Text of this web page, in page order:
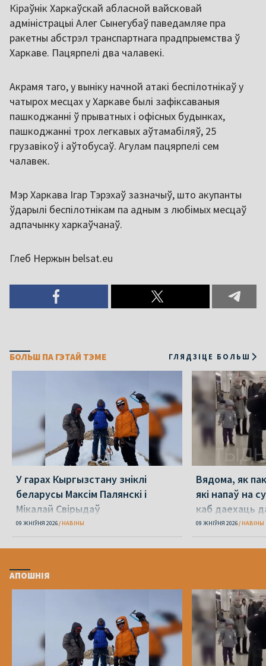
Кіраўнік Харкаўскай абласной вайсковай
адміністрацыі Алег Сынегубаў паведамляе пра
ракетны абстрэл транспартнага прадпрыемства ў
Харкаве. Пацярпелі два чалавекі.
Акрамя таго, у выніку начной атакі беспілотнікаў у
чатырох месцах у Харкаве былі зафіксаваныя
пашкоджанні ў прыватных і офісных будынках,
пашкоджанні трох легкавых аўтамабіляў, 25
грузавікоў і аўтобусаў. Агулам пацярпелі сем
чалавек.
Мэр Харкава Ігар Тэрэхаў зазначыў, што акупанты
ўдарылі беспілотнікам па адным з любімых месцаў
адпачынку харкаўчанаў.
Глеб Нержын belsat.eu
БОЛЬШ ПА ГЭТАЙ ТЭМЕ ГЛЯДЗІЦЕ БОЛЬШ
У гарах Кыргызстану зніклі
беларусы Максім Палянскі і
Мікалай Свірыдаў
09 ЖНІЎНЯ 2026 НАВІНЫ
Вядома, як
які напаў на
каб даехаць
09 ЖНІЎНЯ 2026 НАВІНЫ
АПОШНІЯ